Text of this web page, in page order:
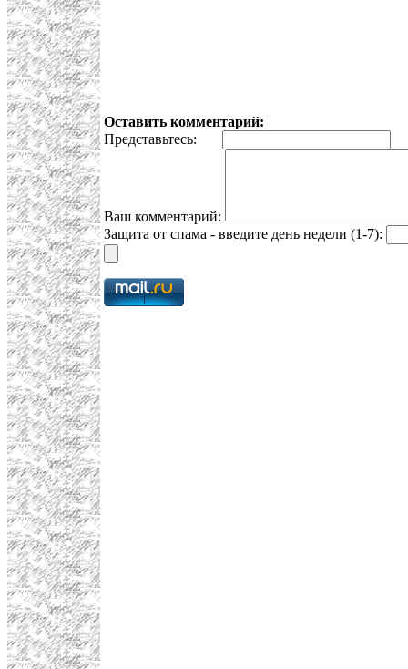
Оставить комментарий:
Представьтесь:
Ваш комментарий:
Защита от спама - введите день недели (1-7):